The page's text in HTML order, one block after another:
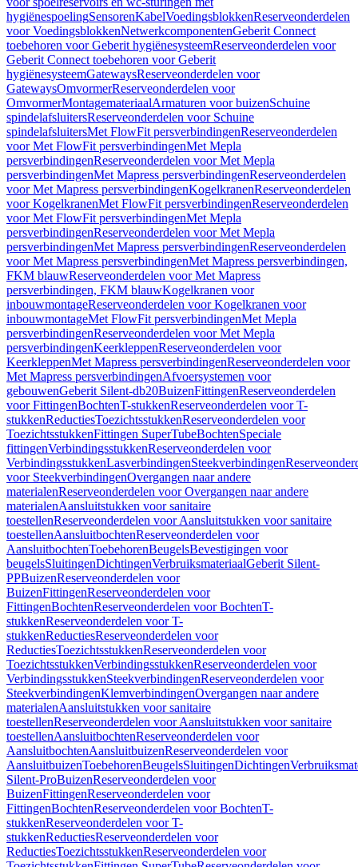
hygiënespoelingSensorenKabelVoedingsblokkenReserveonderdelen
voor VoedingsblokkenNetwerkcomponentenGeberit Connect
toebehoren voor Geberit hygiënesysteemReserveonderdelen voor
Geberit Connect toebehoren voor Geberit
hygiënesysteemGatewaysReserveonderdelen voor
GatewaysOmvormerReserveonderdelen voor
OmvormerMontagemateriaalArmaturen voor buizenSchuine
spindelafsluitersReserveonderdelen voor Schuine
spindelafsluitersMet FlowFit persverbindingenReserveonderdelen
voor Met FlowFit persverbindingenMet Mepla
persverbindingenReserveonderdelen voor Met Mepla
persverbindingenMet Mapress persverbindingenReserveonderdelen
voor Met Mapress persverbindingenKogelkranenReserveonderdelen
voor KogelkranenMet FlowFit persverbindingenReserveonderdelen
voor Met FlowFit persverbindingenMet Mepla
persverbindingenReserveonderdelen voor Met Mepla
persverbindingenMet Mapress persverbindingenReserveonderdelen
voor Met Mapress persverbindingenMet Mapress persverbindingen,
FKM blauwReserveonderdelen voor Met Mapress
persverbindingen, FKM blauwKogelkranen voor
inbouwmontageReserveonderdelen voor Kogelkranen voor
inbouwmontageMet FlowFit persverbindingenMet Mepla
persverbindingenReserveonderdelen voor Met Mepla
persverbindingenKeerkleppenReserveonderdelen voor
KeerkleppenMet Mapress persverbindingenReserveonderdelen voor
Met Mapress persverbindingenAfvoersystemen voor
gebouwenGeberit Silent-db20BuizenFittingenReserveonderdelen
voor FittingenBochtenT-stukkenReserveonderdelen voor T-
stukkenReductiesToezichtsstukkenReserveonderdelen voor
ToezichtsstukkenFittingen SuperTubeBochtenSpeciale
fittingenVerbindingsstukkenReserveonderdelen voor
VerbindingsstukkenLasverbindingenSteekverbindingen
voor SteekverbindingenOvergangen naar andere
materialenReserveonderdelen voor Overgangen naar andere
materialenAansluitstukken voor sanitaire
toestellenReserveonderdelen voor Aansluitstukken voor sanitaire
toestellenAansluitbochtenReserveonderdelen voor
AansluitbochtenToebehorenBeugelsBevestigingen voor
beugelsSluitingenDichtingenVerbruiksmateriaalGeberit Silent-
PPBuizenReserveonderdelen voor
BuizenFittingenReserveonderdelen voor
FittingenBochtenReserveonderdelen voor BochtenT-
stukkenReserveonderdelen voor T-
stukkenReductiesReserveonderdelen voor
ReductiesToezichtsstukkenReserveonderdelen voor
ToezichtsstukkenVerbindingsstukkenReserveonderdelen voor
VerbindingsstukkenSteekverbindingenReserveonderdelen voor
SteekverbindingenKlemverbindingenOvergangen naar andere
materialenAansluitstukken voor sanitaire
toestellenReserveonderdelen voor Aansluitstukken voor sanitaire
toestellenAansluitbochtenReserveonderdelen voor
AansluitbochtenAansluitbuizenReserveonderdelen voor
AansluitbuizenToebehorenBeugelsSluitingenDichtingen
Silent-ProBuizenReserveonderdelen voor
BuizenFittingenReserveonderdelen voor
FittingenBochtenReserveonderdelen voor BochtenT-
stukkenReserveonderdelen voor T-
stukkenReductiesReserveonderdelen voor
ReductiesToezichtsstukkenReserveonderdelen voor